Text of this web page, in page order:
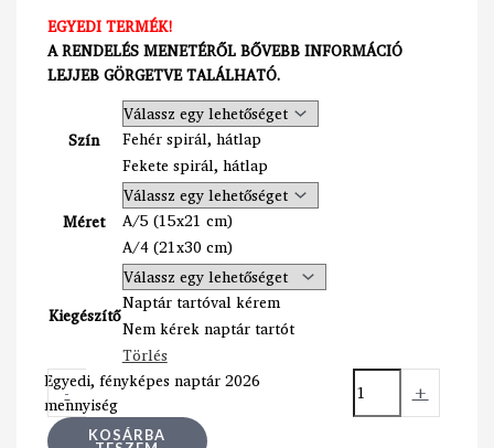
EGYEDI TERMÉK!
A RENDELÉS MENETÉRŐL BŐVEBB INFORMÁCIÓ
LEJJEB GÖRGETVE TALÁLHATÓ.
Szín
Fehér spirál, hátlap
Fekete spirál, hátlap
Méret
A/5 (15x21 cm)
A/4 (21x30 cm)
Kiegészítő
Naptár tartóval kérem
Nem kérek naptár tartót
Törlés
-
Egyedi, fényképes naptár 2026
mennyiség
+
KOSÁRBA